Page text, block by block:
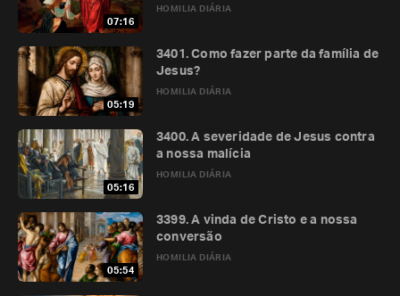
07:16
HOMILIA DIÁRIA
05:19
HOMILIA DIÁRIA
3401. Como fazer parte da família de
Jesus?
05:16
HOMILIA DIÁRIA
3400. A severidade de Jesus contra
a nossa malícia
05:54
HOMILIA DIÁRIA
3399. A vinda de Cristo e a nossa
conversão